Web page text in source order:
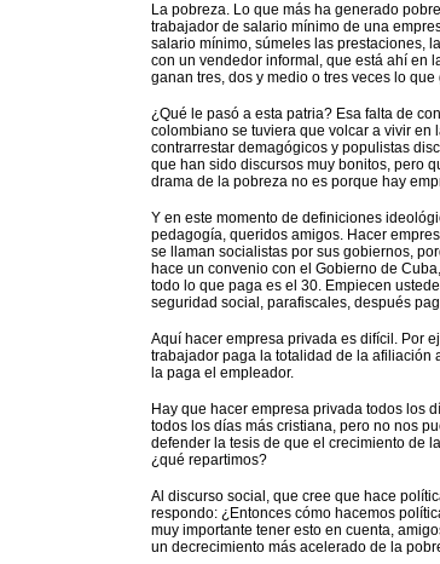
La pobreza. Lo que más ha generado
trabajador de salario mínimo de una
salario mínimo, súmeles las prestaciones,
con un vendedor informal, que está ahí en
ganan tres, dos y medio o tres veces lo
¿Qué le pasó a esta patria? Esa falta de
colombiano se tuviera que volcar a vivir en
contrarrestar demagógicos y populistas
que han sido discursos muy bonitos, pero
drama de la pobreza no es porque hay
Y en este momento de definiciones
pedagogía, queridos amigos. Hacer
se llaman socialistas por sus gobiernos,
hace un convenio con el Gobierno de
todo lo que paga es el 30. Empiecen
seguridad social, parafiscales, después
Aquí hacer empresa privada es difícil. Por
trabajador paga la totalidad de la afiliación
la paga el empleador.
Hay que hacer empresa privada todos los
todos los días más cristiana, pero no nos
defender la tesis de que el crecimiento de
¿qué repartimos?
Al discurso social, que cree que hace
respondo: ¿Entonces cómo hacemos
muy importante tener esto en cuenta,
un decrecimiento más acelerado de la